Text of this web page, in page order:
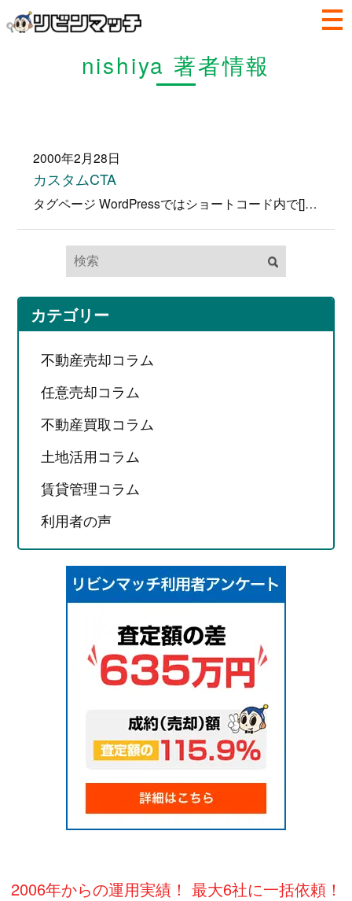
nishiya 著者情報
2000年2月28日
カスタムCTA
タグページ WordPressではショートコード内で[]”‘ を使用するとエラーになる為、使用しないでくださいマイクロコピー内の強調…
カテゴリー
不動産売却コラム
任意売却コラム
不動産買取コラム
土地活用コラム
賃貸管理コラム
利用者の声
2006年からの運用実績！ 最大6社に一括依頼！